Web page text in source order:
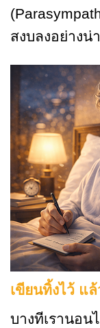
สงบลงอย่างน่
เขียนทิ้งไว้ แ
บางทีเรานอน